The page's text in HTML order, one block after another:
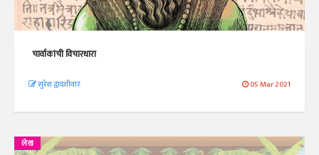
चार्वाकांची विचारधारा
सुरेश द्वादशीवार 05 Mar 2021
लेख